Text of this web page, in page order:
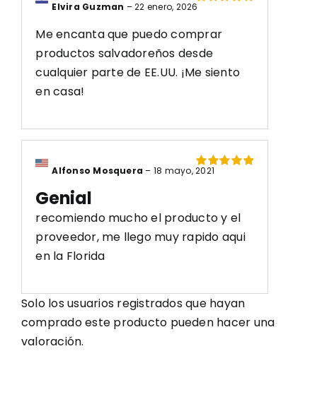
Elvira Guzman –22 enero, 2026
Me encanta que puedo comprar
productos salvadoreños desde
cualquier parte de EE.UU. ¡Me siento
en casa!
Valorado
Alfonso Mosquera – 18 mayo, 2021
Genial
recomiendo mucho el producto y el
proveedor, me llego muy rapido aqui
en la Florida
Solo los usuarios registrados que hayan
comprado este producto pueden hacer una
valoración.